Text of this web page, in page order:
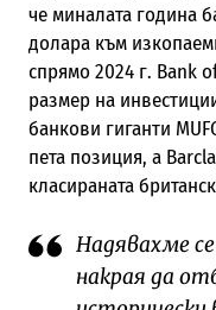
че миналата година
долара към
спрямо 2024 г. Bank
размер на
банкови гиганти
пета позиция, а
класираната
Надявахме
накрая да